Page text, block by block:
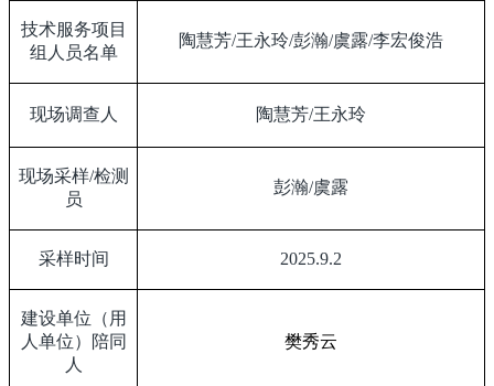
技术服务项目
组人员名单
陶慧芳/王永玲/彭瀚/虞露/李宏俊浩
现场调查人 陶慧芳/王永玲
现场采样/检测
员
彭瀚/虞露
采样时间 2025.9.2
建设单位（用
人单位）陪同
人
樊秀云